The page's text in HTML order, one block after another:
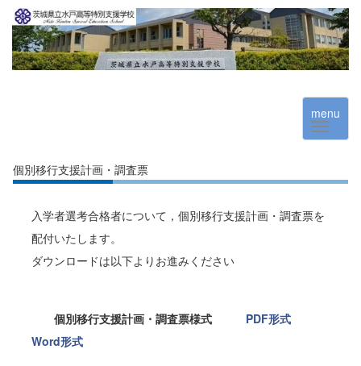
menu
個別移行支援計画・調査票
入学者選考合格者について，個別移行支援計画・調査票を
配付いたします。
ダウンロードは以下よりお進みください
個別移行支援計画・調査票様式 PDF形式
Word形式